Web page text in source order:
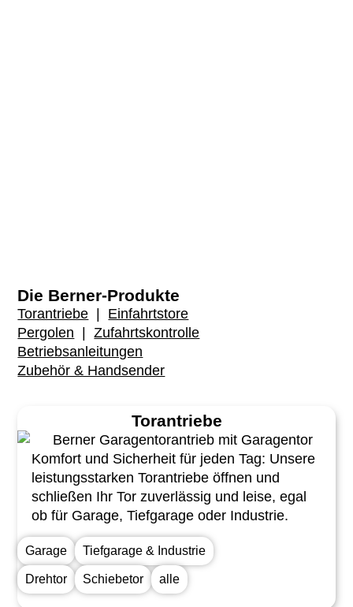
Die Berner-Produkte
Torantriebe
Einfahrtstore
Pergolen |Zufahrtskontrolle
Betriebsanleitungen
Zubehör & Handsender
Torantriebe
Komfort und Sicherheit für jeden Tag: Unsere
leistungsstarken Torantriebe öffnen und
schließen Ihr Tor zuverlässig und leise, egal
ob für Garage, Tiefgarage oder Industrie.
Garage Tiefgarage & Industrie
Drehtor Schiebetor alle